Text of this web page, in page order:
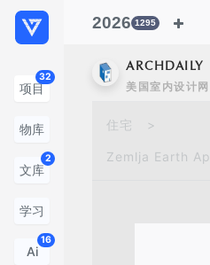
项目
32
物库
文库
2
学习
Ai
16
2026 1295
ARCHDAILY
美国室内设计网
住宅 >
Zemlja Earth